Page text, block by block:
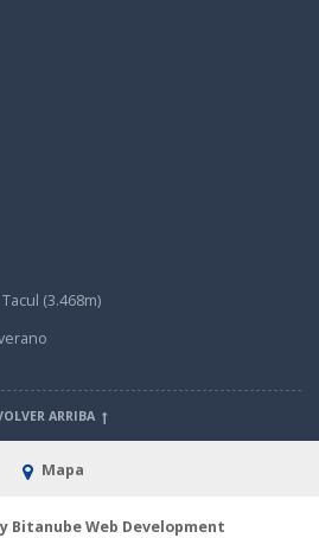
(3.468m)
ARRIBA
Mapa
Bitanube Web Development